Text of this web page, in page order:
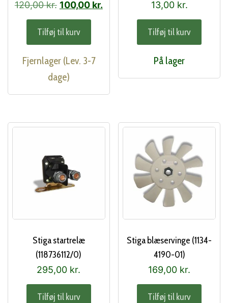
01)
120,00kr. Den
oprindelige
pris
var:
120,00 kr..
100,00 kr.Den
Tilføj til kurv
Fjernlager (Lev. 3-7
dage)
13,00 kr.
Tilføj til kurv
På lager
Stiga startrelæ
(118736112/0)
295,00 kr.
Tilføj til kurv
Stiga blæservinge (1134-
4190-01)
169,00 kr.
Tilføj til kurv